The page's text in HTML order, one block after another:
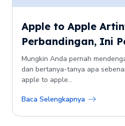
Apple to Apple
Perbandingan, Ini
Mungkin Anda pernah
dan bertanya-tanya apa
apple to apple...
Baca Selengkapnya